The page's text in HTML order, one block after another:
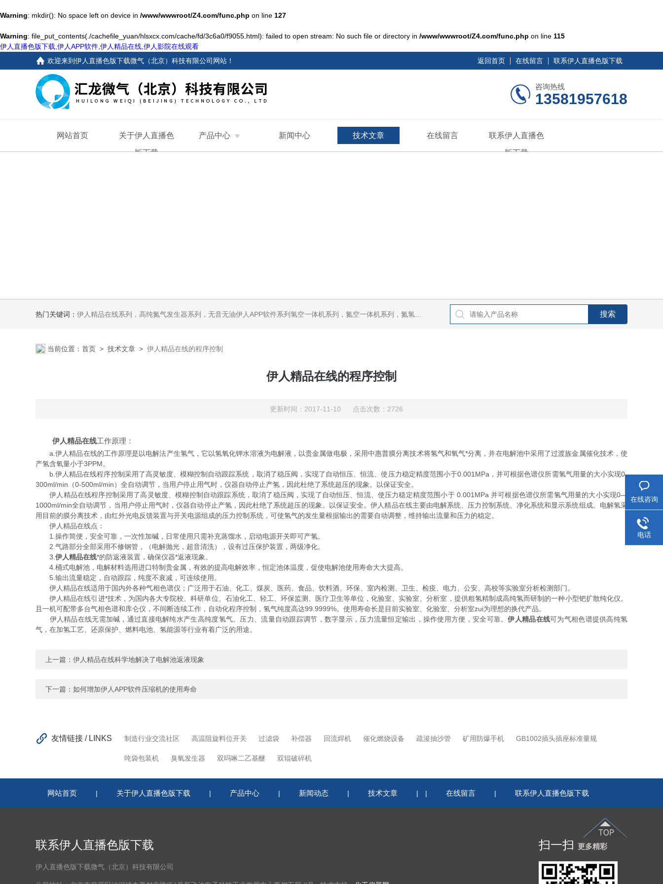
Warning: mkdir(): No space left on device in /www/wwwroot/Z4.com/func.php on line 127
Warning: file_put_contents(./cachefile_yuan/hlsxcx.com/cache/fd/3c6a0/f9055.html): failed to open stream: No such file or directory in /www/wwwroot/Z4.com/func.php on line 115
伊人直播色版下载,伊人APP软件,伊人精品在线,伊人影院在线观看
欢迎来到伊人直播色版下载微气（北京）科技有限公司网站 ！ 返回首页 在线留言 联系伊人直播色版下载
咨询热线
13581957618
网站首页 关于伊人直播色
版下载
产品中心 新闻中心 技术文章 在线留言 联系伊人直播色
版下载
热门关键词： 伊人精品在线系列，高纯氮气发生器系列，无音无油伊人APP软件系列氢空一体机系列，氮空一体机系列，氮氢空三气一体机系列，气体净化器系列，代理日本DKK-TOA水质分析，水质检测仪器，代理南韩SitekPH/离子计，DO计，电导计，多功能计，PH/DO/电导率电极
当前位置： 首页 > 技术文章 > 伊人精品在线的程序控制
伊人精品在线的程序控制
更新时间：2017-11-10 点击次数：2726
伊人精品在线工作原理：
a.伊人精品在线的工作原理是以电解法产生氢气，它以氢氧化钾水溶液为电解液，以贵金属做电极，采用中惠普膜分离技术将氢气和氧气*分离，并在电解池中采用了过渡族金属催化技术，使
产氢含氧量小于3PPM。
b.伊人精品在线程序控制采用了高灵敏度、模糊控制自动跟踪系统，取消了稳压阀，实现了自动恒压、恒流、使压力稳定精度范围小于0.001MPa，并可根据色谱仪所需氢气用量的大小实现0-
300ml/min（0-500ml/min）全自动调节，当用户停止用气时，仪器自动停止产氢，因此杜绝了系统超压的现象。以保证安全。
伊人精品在线程序控制采用了高灵敏度、模糊控制自动跟踪系统，取消了稳压阀，实现了自动恒压、恒流、使压力稳定精度范围小于 0.001MPa 并可根据色谱仪所需氢气用量的大小实现0—
1000ml/min全自动调节，当用户停止用气时，仪器自动停止产氢，因此杜绝了系统超压的现象。以保证安全。伊人精品在线主要由电解系统、压力控制系统、净化系统和显示系统组成。电解氢采
用目前的膜分离技术，由红外光电反馈装置与开关电源组成的压力控制系统，可使氢气的发生量根据输出的需要自动调整，维持输出流量和压力的稳定。
伊人精品在线点：
1.操作简便，安全可靠，一次性加碱，日常使用只需补充蒸馏水，启动电源开关即可产氢。
2.气路部分全部采用不修钢管，（电解抛光，超音清洗），设有过压保护装置，两级净化。
3. 伊人精品在线*的防返液装置，确保仪器*返液现象。
4.桶式电解池，电解材料选用进口特制贵金属，有效的提高电解效率，恒定池体温度，促使电解池使用寿命大大提高。
5.输出流量稳定，自动跟踪，纯度不衰减，可连续使用。
伊人精品在线适用于国内外各种气相色谱仪；广泛用于石油、化工、煤炭、医药、食品、饮料酒、环保、室内检测、卫生、检疫、电力、公安、高校等实验室分析检测部门。
伊人精品在线引进*技术，为国内各大专院校、科研单位、石油化工、轻工、环保监测、医疗卫生等单位，化验室、实验室、分析室，提供粗氢精制成高纯氢而研制的一种小型钯扩散纯化仪。
且一机可配带多台气相色谱和库仑仪，不间断连续工作，自动化程序控制，氢气纯度高达99.9999%。使用寿命长是目前实验室、化验室、分析室zui为理想的换代产品。
伊人精品在线无需加碱，通过直接电解纯水产生高纯度氢气。压力、流量自动跟踪调节，数字显示，压力流量恒定输出，操作使用方便，安全可靠。伊人精品在线可为气相色谱提供高纯氢
气，在加氢工艺、还原保护、燃料电池、氢能源等行业有着广泛的用途。
上一篇： 伊人精品在线科学地解决了电解池返液现象
下一篇： 如何增加伊人APP软件压缩机的使用寿命
友情链接 / LINKS 制造行业交流社区 高温阻旋料位开关 过滤袋 补偿器 回流焊机 催化燃烧设备 疏浚抽沙管 矿用防爆手机 GB1002插头插座标准量规
吨袋包装机 臭氧发生器 双吗啉二乙基醚 双辊破碎机
网站首页 | 关于伊人直播色版下载 | 产品中心 | 新闻动态 | 技术文章 | | 在线留言 | 联系伊人直播色版下载
联系伊人直播色版下载
伊人直播色版下载微气（北京）科技有限公司
扫一扫 更多精彩
在线咨询
电话